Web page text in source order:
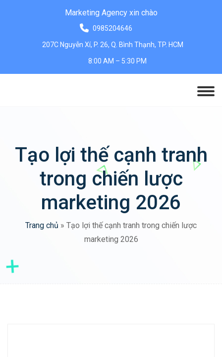
Marketing Agency xin chào
0985204646
207C Nguyễn Xí, P. 26, Q. Bình Thạnh, TP. HCM
8:00 AM – 5:30 PM
Tạo lợi thế cạnh tranh
trong chiến lược
marketing 2026
Trang chủ » Tạo lợi thế cạnh tranh trong chiến lược
marketing 2026